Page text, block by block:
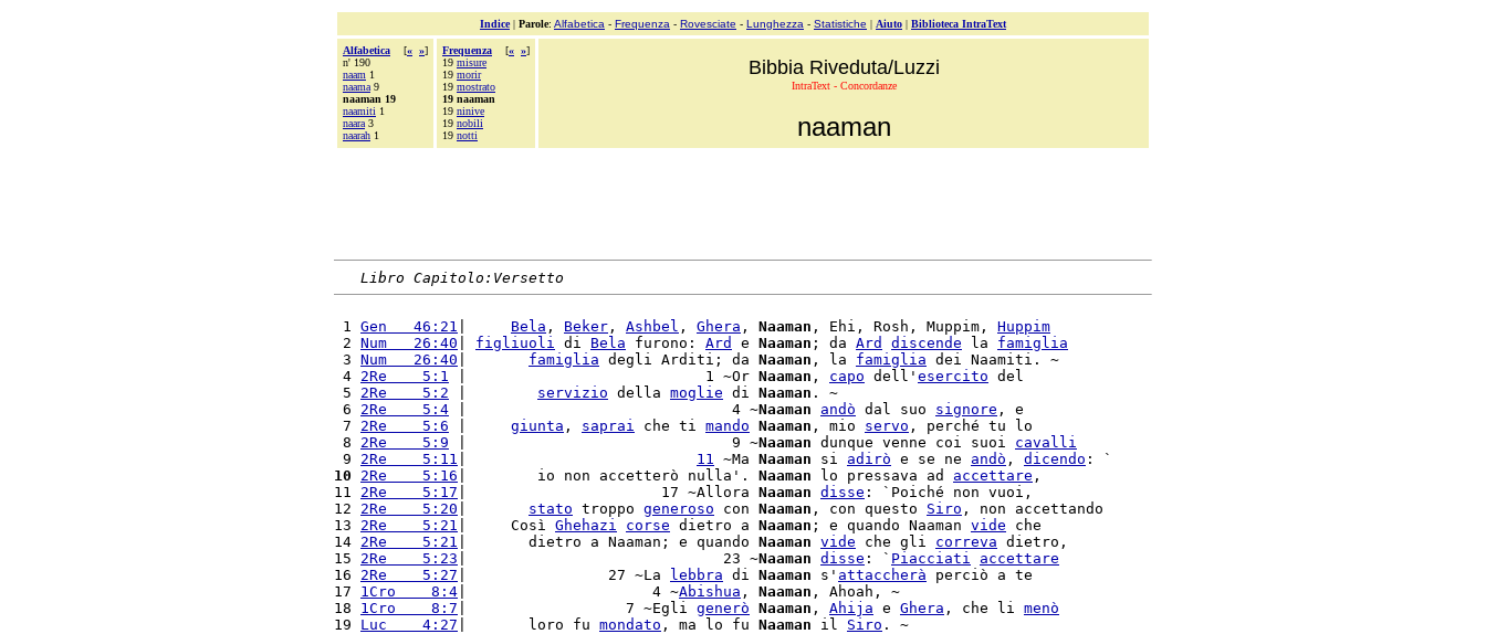
Indice| Parole: Alfabetica - Frequenza - Rovesciate - Lunghezza - Statistiche | Aiuto | Biblioteca IntraText
Alfabetica [« »]
n' 190
naam 1
naama 9
naaman 19
naamiti 1
naara 3
naarah 1
Frequenza [« »]
19 misure
19 morir
19 mostrato
19 naaman
19 ninive
19 nobili
19 notti
Bibbia Riveduta/Luzzi
IntraText - Concordanze
naaman
Libro Capitolo:Versetto
1 Gen   46:21 Bela , Beker , Ashbel , Ghera , Naaman , Ehi, Rosh, Muppim, Huppim
2 Num   26:40 figliuoli di Bela furono: Ard e Naaman ; da Ard discende la famiglia
3 Num   26:40 famiglia degli Arditi; da Naaman , la famiglia dei Naamiti. ~
4 2Re    5:1 |                           1 ~Or Naaman , capo dell' esercito del
5 2Re    5:2 servizio della moglie di Naaman . ~
6 2Re    5:4 |                              4 ~Naaman andò dal suo signore , e
7 2Re    5:6 giunta , saprai che ti mando Naaman , mio servo , perché tu lo
8 2Re    5:9 |                              9 ~Naaman dunque venne coi suoi cavalli
9 2Re    5:11 11 ~Ma Naaman si adirò e se ne andò , dicendo
10
2Re    5:16 |        io non accetterò nulla'. Naaman lo pressava ad accettare ,
11 2Re    5:17 |                      17 ~Allora Naaman disse : `Poiché non vuoi,
12 2Re    5:20 stato troppo generoso con Naaman , con questo Siro , non accettando
13 2Re    5:21 |     Così Ghehazi corse dietro a Naaman ; e quando Naaman vide che
14 2Re    5:21 |       dietro a Naaman; e quando Naaman vide che gli correva dietro,
15 2Re    5:23 |                             23 ~Naaman disse : ` Piacciati
accettare
16 2Re    5:27 |                27 ~La lebbra di Naaman s' attaccherà perciò a te
17 1Cro    8:4 |                     4 ~Abishua , Naaman , Ahoah, ~
18 1Cro    8:7 |                  7 ~Egli generò Naaman , Ahija e Ghera , che li menò
19 Luc    4:27 |       loro fu mondato , ma lo fu Naaman il Siro